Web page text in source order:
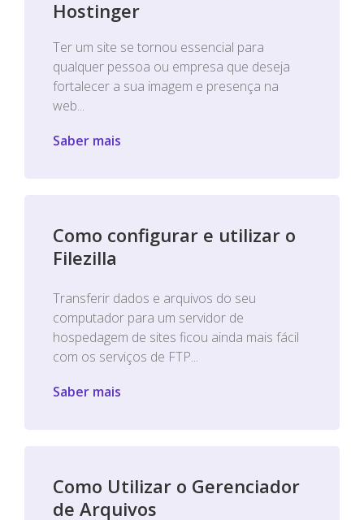
Hostinger
Ter um site se tornou essencial para
qualquer pessoa ou empresa que deseja
fortalecer a sua imagem e presença na
web...
Saber mais
Como configurar e utilizar o
Filezilla
Transferir dados e arquivos do seu
computador para um servidor de
hospedagem de sites ficou ainda mais fácil
com os serviços de FTP...
Saber mais
Como Utilizar o Gerenciador
de Arquivos